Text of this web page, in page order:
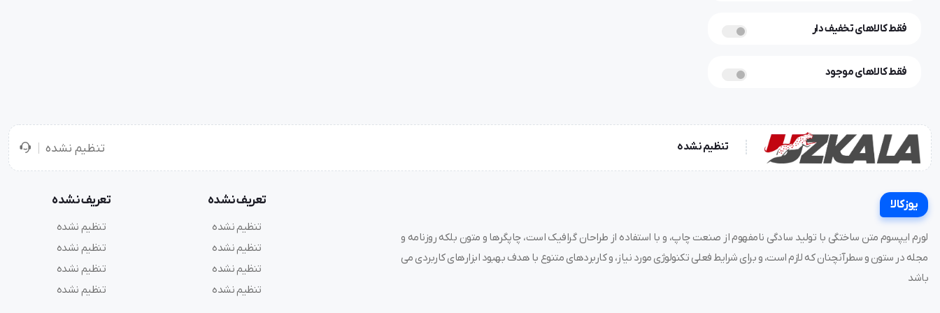
فقط کالاهای تخفیف دار
فقط کالاهای موجود
تنظیم نشده تنظیم نشده
یوزکالا
لورم ایپسوم متن ساختگی با تولید سادگی نامفهوم از صنعت چاپ، و با استفاده از طراحان گرافیک است، چاپگرها و متون بلکه روزنامه و
مجله در ستون و سطرآنچنان که لازم است، و برای شرایط فعلی تکنولوژی مورد نیاز، و کاربردهای متنوع با هدف بهبود ابزارهای کاربردی می
باشد
تعریف نشده
تنظیم نشده
تنظیم نشده
تنظیم نشده
تنظیم نشده
تعریف نشده
تنظیم نشده
تنظیم نشده
تنظیم نشده
تنظیم نشده